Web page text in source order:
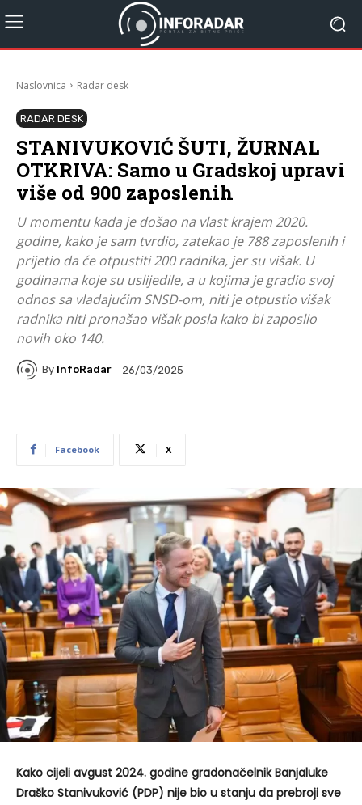
Naslovnica Radar desk
RADAR DESK
STANIVUKOVIĆ ŠUTI, ŽURNAL
OTKRIVA: Samo u Gradskoj upravi
više od 900 zaposlenih
U momentu kada je došao na vlast krajem 2020.
godine, kako je sam tvrdio, zatekao je 788 zaposlenih i
prijetio da će otpustiti 200 radnika, jer su višak. U
godinama koje su uslijedile, a u kojima je gradio svoj
odnos sa vladajućim SNSD-om, niti je otpustio višak
radnika niti pronašao višak posla kako bi zaposlio
novih oko 140.
By InfoRadar 26/03/2025
Facebook X
Kako cijeli avgust 2024. godine gradonačelnik Banjaluke
Draško Stanivuković (PDP) nije bio u stanju da prebroji sve